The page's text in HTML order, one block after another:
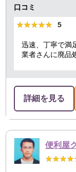
口コミ
★★★★★
★★★★★ 5
迅速、丁寧で満
業者さんに廃品
たことがあり
詳細を見る
便利屋